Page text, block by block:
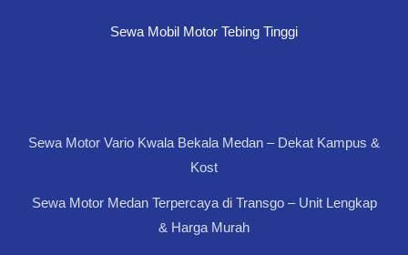
Sewa Mobil Motor Tebing Tinggi
Sewa Motor Vario Kwala Bekala Medan – Dekat Kampus &
Kost
Sewa Motor Medan Terpercaya di Transgo – Unit Lengkap
& Harga Murah